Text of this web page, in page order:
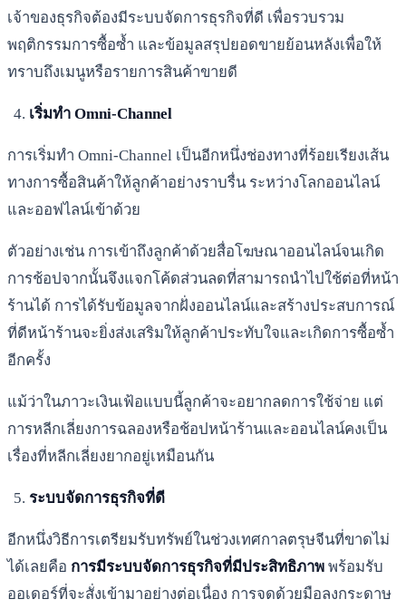
เจ้าของธุรกิจต้องมีระบบจัดการธุรกิจที่ดี เพื่อรวบรวม
พฤติกรรมการซื้อซ้ำ และข้อมูลสรุปยอดขายย้อนหลังเพื่อให้
ทราบถึงเมนูหรือรายการสินค้าขายดี
เริ่มทำ Omni-Channel
การเริ่มทำ Omni-Channel เป็นอีกหนึ่งช่องทางที่ร้อยเรียงเส้น
ทางการซื้อสินค้าให้ลูกค้าอย่างราบรื่น ระหว่างโลกออนไลน์
และออฟไลน์เข้าด้วย
ตัวอย่างเช่น การเข้าถึงลูกค้าด้วยสื่อโฆษณาออนไลน์จนเกิด
การช้อปจากนั้นจึงแจกโค้ดส่วนลดที่สามารถนำไปใช้ต่อที่หน้า
ร้านได้ การได้รับข้อมูลจากฝั่งออนไลน์และสร้างประสบการณ์
ที่ดีหน้าร้านจะยิ่งส่งเสริมให้ลูกค้าประทับใจและเกิดการซื้อซ้ำ
อีกครั้ง
แม้ว่าในภาวะเงินเฟ้อแบบนี้ลูกค้าจะอยากลดการใช้จ่าย แต่
การหลีกเลี่ยงการฉลองหรือช้อปหน้าร้านและออนไลน์คงเป็น
เรื่องที่หลีกเลี่ยงยากอยู่เหมือนกัน
ระบบจัดการธุรกิจที่ดี
อีกหนึ่งวิธีการเตรียมรับทรัพย์ในช่วงเทศกาลตรุษจีนที่ขาดไม่
ได้เลยคือ การมีระบบจัดการธุรกิจที่มีประสิทธิภาพ พร้อมรับ
ออเดอร์ที่จะสั่งเข้ามาอย่างต่อเนื่อง การจดด้วยมือลงกระดาษ